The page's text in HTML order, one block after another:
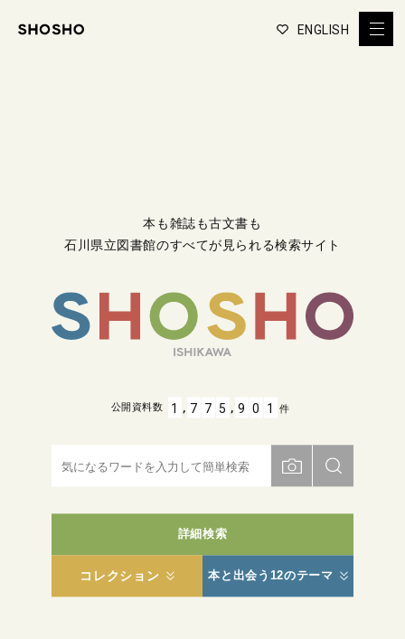
ENGLISH
本も雑誌も古文書も
石川県立図書館のすべてが見られる検索サイト
詳細検索
コレクション 本と出会う12のテーマ
公開資料数 1 , 7 7 5 , 9 0 1 件